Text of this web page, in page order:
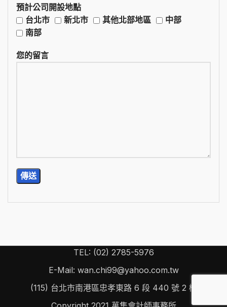
預計公司開設地點
台北市
新北市 其他北部地區
中部
南部
您的留言
TEL: (02) 2785-5976
E-Mail: wan.chi99@yahoo.com.tw
(115) 台北市南港區忠孝東路 6 段 440 號 2 樓